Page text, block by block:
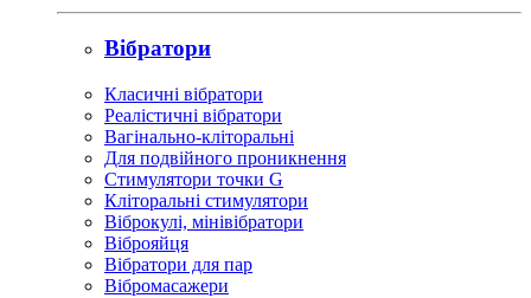
Вібратори
Класичні вібратори
Реалістичні вібратори
Вагінально-кліторальні
Для подвійного проникнення
Стимулятори точки G
Кліторальні стимулятори
Віброкулі, мінівібратори
Віброяйця
Вібратори для пар
Вібромасажери